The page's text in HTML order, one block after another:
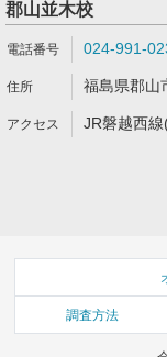
郡山並木校
024-991-
福島県郡山
JR磐越西
調査方法